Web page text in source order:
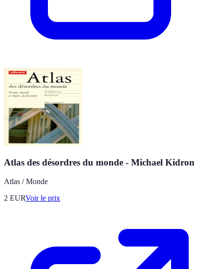
Atlas des désordres du monde - Michael Kidron
Atlas / Monde
2 EURVoir le prix